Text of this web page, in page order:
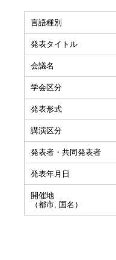
言語種別
発表タイトル
会議名
学会区分
発表形式
講演区分
発表者・共同発表者
発表年月日
開催地
（都市, 国名）